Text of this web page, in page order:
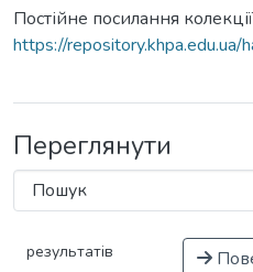
Постійне посилання колекції
https://
Переглянути
результатів